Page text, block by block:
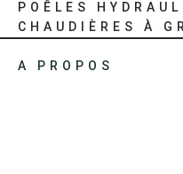
POÊLES
CHAUDIÈRES À
A PROPOS